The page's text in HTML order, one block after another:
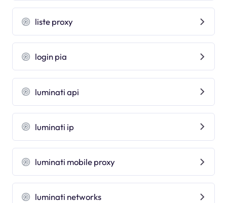
liste proxy
login pia
luminati api
luminati ip
luminati mobile proxy
luminati networks